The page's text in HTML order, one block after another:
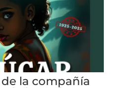
la compañía